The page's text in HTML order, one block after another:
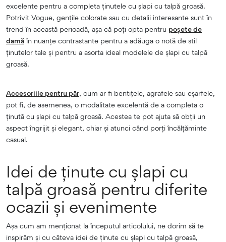
excelente pentru a completa ținutele cu șlapi cu talpă groasă.
Potrivit Vogue, gențile colorate sau cu detalii interesante sunt în
trend în această perioadă, așa că poți opta pentru poșete de
damăîn nuanțe contrastante pentru a adăuga o notă de stil
ținutelor tale și pentru a asorta ideal modelele de șlapi cu talpă
groasă.
Accesoriile pentru păr, cum ar fi bentițele, agrafele sau eșarfele,
pot fi, de asemenea, o modalitate excelentă de a completa o
ținută cu șlapi cu talpă groasă. Acestea te pot ajuta să obții un
aspect îngrijit și elegant, chiar și atunci când porți încălțăminte
casual.
Idei de ținute cu șlapi cu
talpă groasă pentru diferite
ocazii și evenimente
Așa cum am menționat la începutul articolului, ne dorim să te
inspirăm și cu câteva idei de ținute cu șlapi cu talpă groasă,